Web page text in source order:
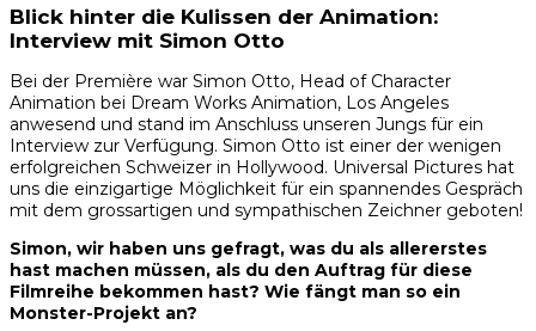
Blick hinter die Kulissen der Animation:
Interview mit Simon Otto
Bei der Première war Simon Otto, Head of Character
Animation bei Dream Works Animation, Los Angeles
anwesend und stand im Anschluss unseren Jungs für ein
Interview zur Verfügung. Simon Otto ist einer der wenigen
erfolgreichen Schweizer in Hollywood. Universal Pictures hat
uns die einzigartige Möglichkeit für ein spannendes Gespräch
mit dem grossartigen und sympathischen Zeichner geboten!
Simon, wir haben uns gefragt, was du als allererstes
hast machen müssen, als du den Auftrag für diese
Filmreihe bekommen hast? Wie fängt man so ein
Monster-Projekt an?